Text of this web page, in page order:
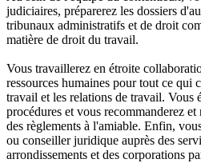
judiciaires, préparerez les dossiers
tribunaux administratifs et de droit
matière de droit du travail.
Vous travaillerez en étroite
ressources humaines pour tout ce qui
travail et les relations de travail. Vous
procédures et vous recommanderez et
des règlements à l'amiable. Enfin,
ou conseiller juridique auprès des
arrondissements et des corporations